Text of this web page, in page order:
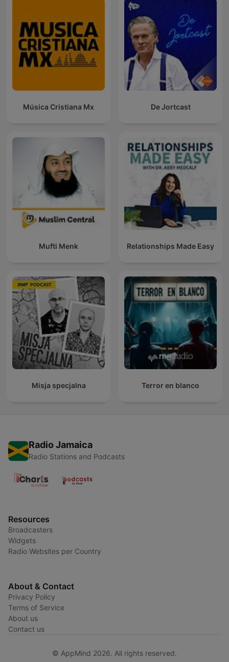
Música Cristiana Mx De Jortcast
Mufti Menk Relationships Made Easy
Misja specjalna Terror en blanco
Radio Jamaica
Radio Stations and Podcasts
Resources
Broadcasters
Widgets
Radio Websites per Country
About & Contact
Privacy Policy
Terms of Service
About us
Contact us
© AppMind 2026. All rights reserved.